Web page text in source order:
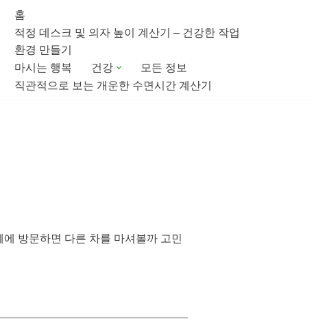
홈
적정 데스크 및 의자 높이 계산기 – 건강한 작업
환경 만들기
마시는 행복
건강
모든 정보
직관적으로 보는 개운한 수면시간 계산기
방문하면 다른 차를 마셔볼까 고민